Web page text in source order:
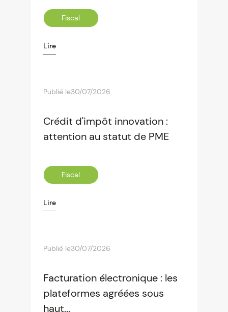
Fiscal
Lire
Publié le30/07/2026
Crédit d'impôt innovation :
attention au statut de PME
Fiscal
Lire
Publié le30/07/2026
Facturation électronique : les
plateformes agréées sous
haut...